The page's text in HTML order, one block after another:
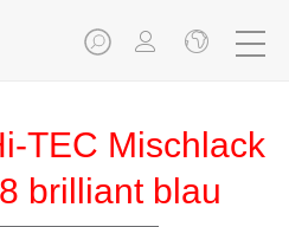
TEC Mischlack
brilliant blau